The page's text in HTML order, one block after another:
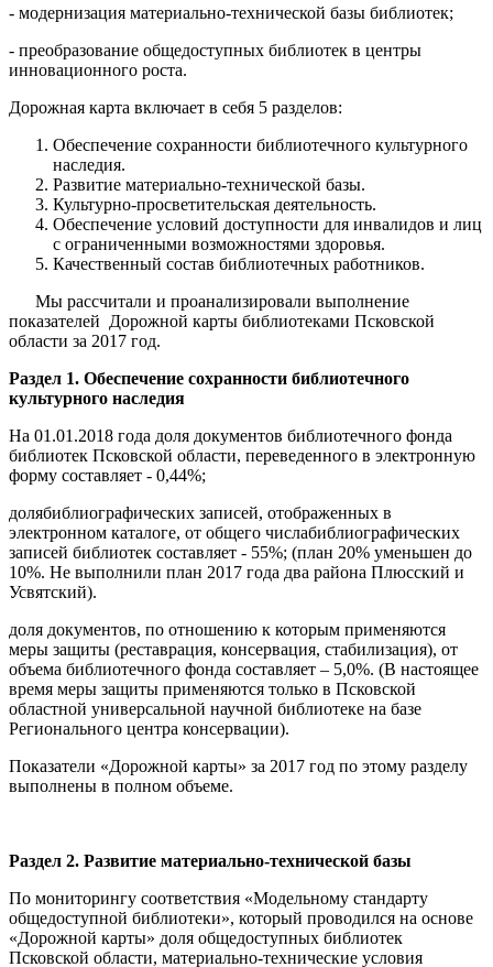
- модернизация материально-технической базы библиотек;
- преобразование общедоступных библиотек в центры
инновационного роста.
Дорожная карта включает в себя 5 разделов:
Обеспечение сохранности библиотечного культурного
наследия.
Развитие материально-технической базы.
Культурно-просветительская деятельность.
Обеспечение условий доступности для инвалидов и лиц
с ограниченными возможностями здоровья.
Качественный состав библиотечных работников.
Мы рассчитали и проанализировали выполнение
показателей Дорожной карты библиотеками Псковской
области за 2017 год.
Раздел 1. Обеспечение сохранности библиотечного
культурного наследия
На 01.01.2018 года доля документов библиотечного фонда
библиотек Псковской области, переведенного в электронную
форму составляет - 0,44%;
долябиблиографических записей, отображенных в
электронном каталоге, от общего числабиблиографических
записей библиотек составляет - 55%; (план 20% уменьшен до
10%. Не выполнили план 2017 года два района Плюсский и
Усвятский).
доля документов, по отношению к которым применяются
меры защиты (реставрация, консервация, стабилизация), от
объема библиотечного фонда составляет – 5,0%. (В настоящее
время меры защиты применяются только в Псковской
областной универсальной научной библиотеке на базе
Регионального центра консервации).
Показатели «Дорожной карты» за 2017 год по этому разделу
выполнены в полном объеме.
Раздел 2. Развитие материально-технической базы
По мониторингу соответствия «Модельному стандарту
общедоступной библиотеки», который проводился на основе
«Дорожной карты» доля общедоступных библиотек
Псковской области, материально-технические условия